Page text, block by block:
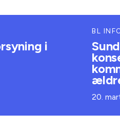
i
BL
20.